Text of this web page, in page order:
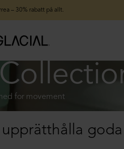
– 30% rabatt på allt.
for movement